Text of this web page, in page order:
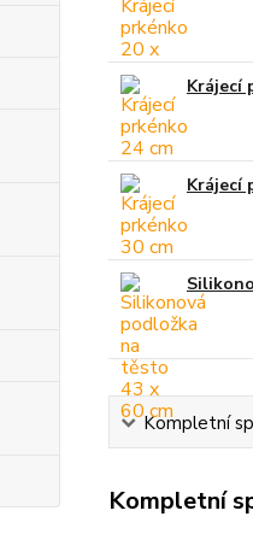
Krájecí
Krájecí
Kompletní
Kompletní